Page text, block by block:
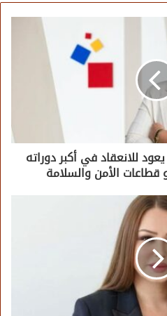
للانعقاد في أكبر دوراته
قطاعات الأمن والسلامة